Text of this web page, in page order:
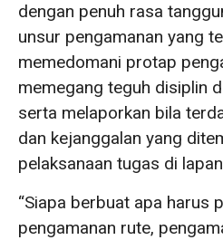
dengan penuh rasa
unsur pengamanan yang
memedomani protap
memegang teguh disiplin
serta melaporkan bila
dan kejanggalan yang
pelaksanaan tugas di
“Siapa berbuat apa harus
pengamanan rute,